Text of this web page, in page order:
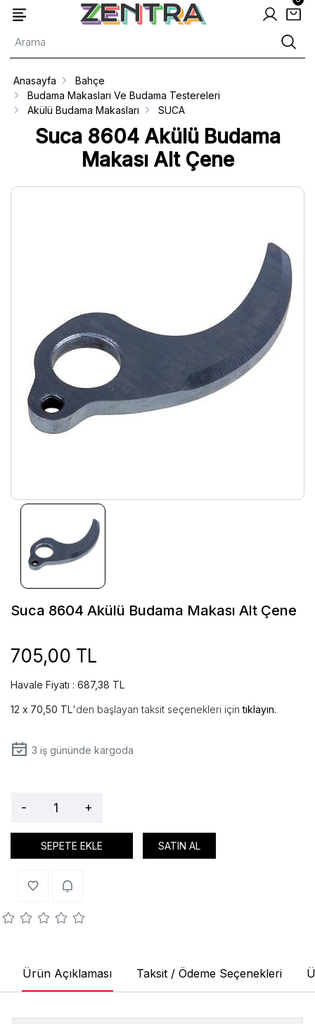
Suca 8604 Akülü Budama
Makası Alt Çene
Anasayfa
Bahçe
Budama Makasları Ve Budama Testereleri
Akülü Budama Makasları
SUCA
Suca 8604 Akülü Budama Makası Alt Çene
705,00 TL
Havale Fiyatı : 687,38 TL
70,50 TL'den başlayan taksit seçenekleri içintıklayın.
3 iş gününde kargoda
- +
SEPETE EKLE SATIN AL
Ürün Açıklaması Taksit / Ödeme Seçenekleri